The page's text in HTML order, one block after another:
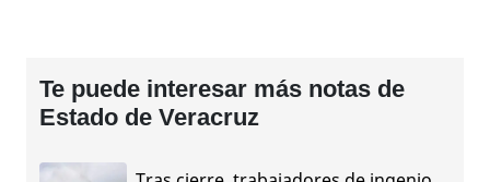
Te puede interesar más notas de
Estado de Veracruz